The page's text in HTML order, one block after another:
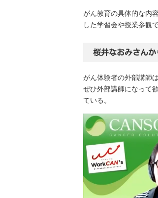
がん教育の具体的な内
した学習会や授業参観
桜井なおみさん
がん体験者の外部講師
ぜひ外部講師になって
ている。